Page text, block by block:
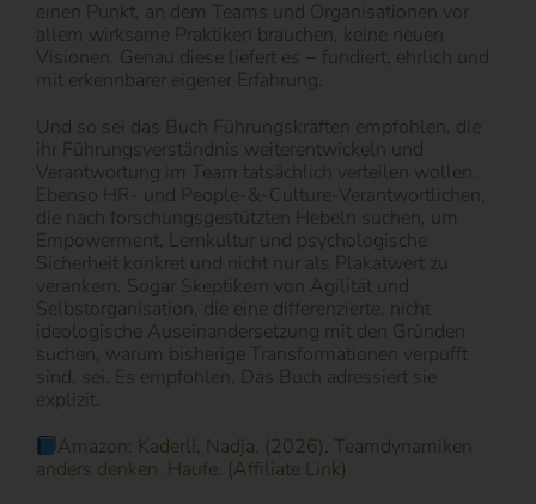
einen Punkt, an dem Teams und Organisationen vor
allem wirksame Praktiken brauchen, keine neuen
Visionen. Genau diese liefert es − fundiert, ehrlich und
mit erkennbarer eigener Erfahrung.
Und so sei das Buch Führungskräften empfohlen, die
ihr Führungsverständnis weiterentwickeln und
Verantwortung im Team tatsächlich verteilen wollen.
Ebenso HR- und People-&-Culture-Verantwortlichen,
die nach forschungsgestützten Hebeln suchen, um
Empowerment, Lernkultur und psychologische
Sicherheit konkret und nicht nur als Plakatwert zu
verankern. Sogar Skeptikern von Agilität und
Selbstorganisation, die eine differenzierte, nicht
ideologische Auseinandersetzung mit den Gründen
suchen, warum bisherige Transformationen verpufft
sind, sei. Es empfohlen. Das Buch adressiert sie
explizit.
Amazon: Kaderli, Nadja. (2026). Teamdynamiken
anders denken. Haufe. (Affiliate Link)